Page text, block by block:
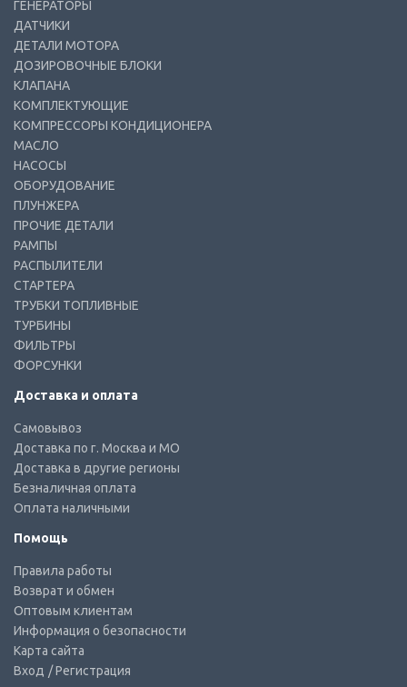
ГЕНЕРАТОРЫ
ДАТЧИКИ
ДЕТАЛИ МОТОРА
ДОЗИРОВОЧНЫЕ БЛОКИ
КЛАПАНА
КОМПЛЕКТУЮЩИЕ
КОМПРЕССОРЫ КОНДИЦИОНЕРА
МАСЛО
НАСОСЫ
ОБОРУДОВАНИЕ
ПЛУНЖЕРА
ПРОЧИЕ ДЕТАЛИ
РАМПЫ
РАСПЫЛИТЕЛИ
СТАРТЕРА
ТРУБКИ ТОПЛИВНЫЕ
ТУРБИНЫ
ФИЛЬТРЫ
ФОРСУНКИ
Доставка и оплата
Самовывоз
Доставка по г. Москва и МО
Доставка в другие регионы
Безналичная оплата
Оплата наличными
Помощь
Правила работы
Возврат и обмен
Оптовым клиентам
Информация о безопасности
Карта сайта
Вход / Регистрация